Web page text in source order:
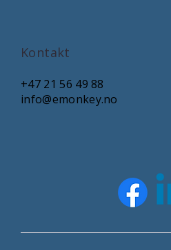
Kontakt
+47 21 56 49 88
info@emonkey.no